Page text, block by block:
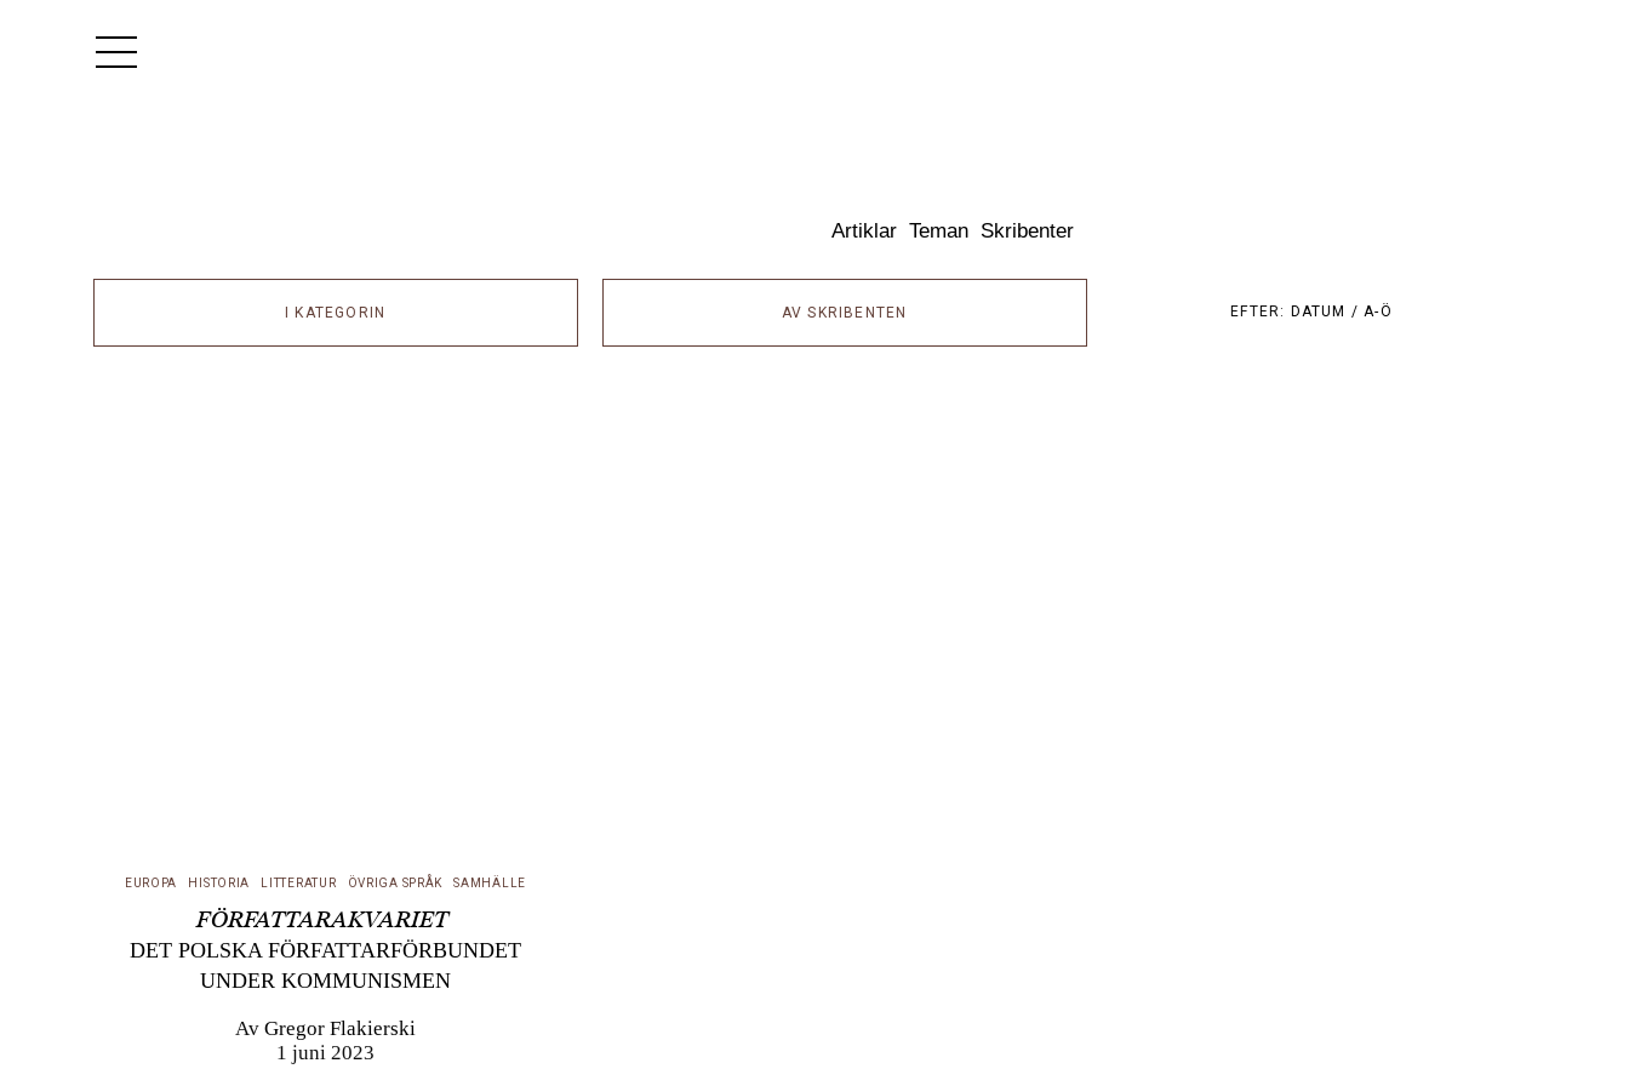
Artiklar Teman Skribenter
I KATEGORIN AV SKRIBENTEN EFTER: DATUM / A-Ö
EUROPA HISTORIA LITTERATUR ÖVRIGA SPRÅK SAMHÄLLE
FÖRFATTARAKVARIET
DET POLSKA FÖRFATTARFÖRBUNDET
UNDER KOMMUNISMEN
Av Gregor Flakierski
1 juni 2023